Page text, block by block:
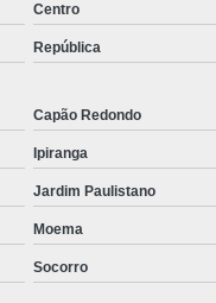
Nano
Serra
Nano
da Barba São
de Barba ABC
na Barba Rio Grande
Centro
República
Capão Redondo
Ipiranga
Jardim Paulistano
Moema
Socorro